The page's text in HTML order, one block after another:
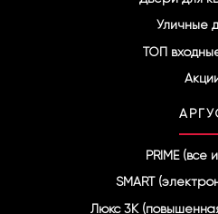
m
Уличные
ТОП
PRIME (все
SMART
Люкс 3К